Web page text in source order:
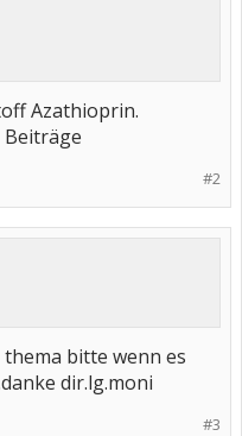
Azathioprin.
#2
bitte wenn es
dir.lg.moni
#3